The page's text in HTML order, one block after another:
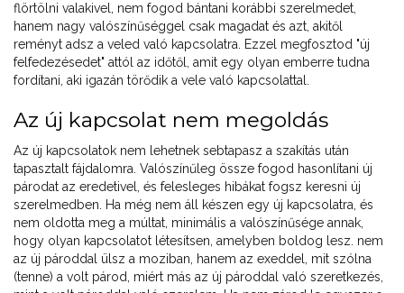
flörtölni valakivel, nem fogod bántani korábbi szerelmedet,
hanem nagy valószínűséggel csak magadat és azt, akitől
reményt adsz a veled való kapcsolatra. Ezzel megfosztod "új
felfedezésedet" attól az időtől, amit egy olyan emberre tudna
fordítani, aki igazán törődik a vele való kapcsolattal.
Az új kapcsolat nem megoldás
Az új kapcsolatok nem lehetnek sebtapasz a szakítás után
tapasztalt fájdalomra. Valószínűleg össze fogod hasonlítani új
párodat az eredetivel, és felesleges hibákat fogsz keresni új
szerelmedben. Ha még nem áll készen egy új kapcsolatra, és
nem oldotta meg a múltat, minimális a valószínűsége annak,
hogy olyan kapcsolatot létesítsen, amelyben boldog lesz. nem
az új pároddal ülsz a moziban, hanem az exeddel, mit szólna
(tenne) a volt párod, miért más az új pároddal való szeretkezés,